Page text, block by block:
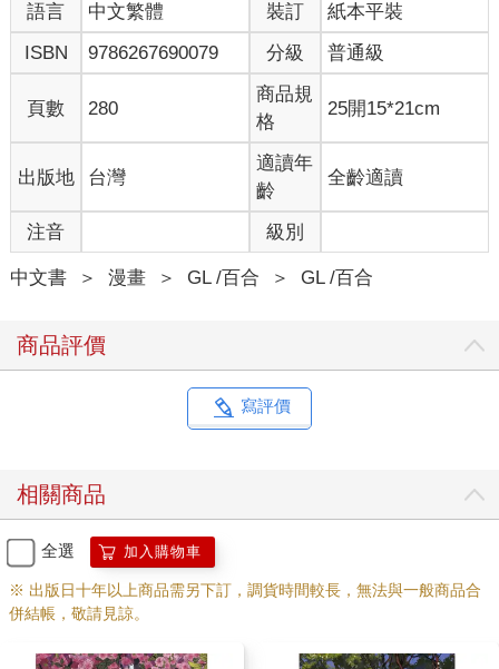
語言 中文繁體 裝訂
紙本平裝
ISBN
9786267690079 分級 普通級
頁數 280
商品規
格
25開15*21cm
出版地 台灣
適讀年
齡
全齡適讀
注音 級別
中文書 ＞ 漫畫 ＞ GL /百合 ＞ GL /百合
商品評價
寫評價
相關商品
全選 加入購物車
※ 出版日十年以上商品需另下訂，調貨時間較長，無法與一般商品合
併結帳，敬請見諒。